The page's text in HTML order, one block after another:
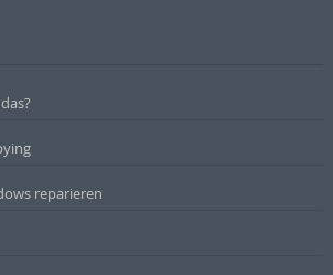
reparieren